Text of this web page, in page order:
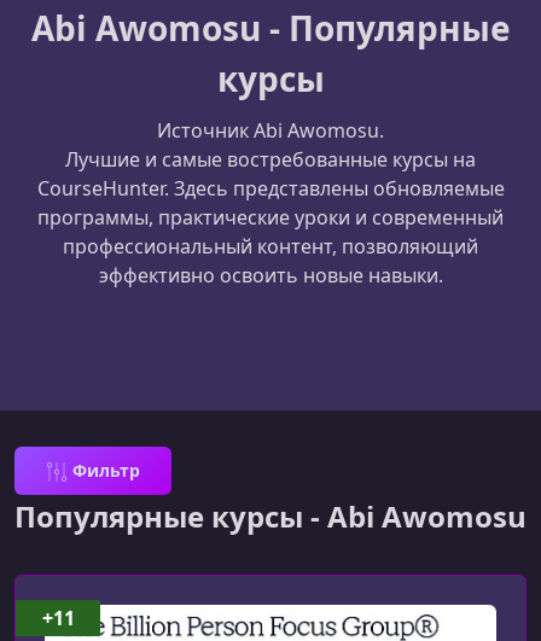
Abi Awomosu - Популярные
курсы
Источник Abi Awomosu.
Лучшие и самые востребованные курсы на
CourseHunter. Здесь представлены обновляемые
программы, практические уроки и современный
профессиональный контент, позволяющий
эффективно освоить новые навыки.
Фильтр
Популярные курсы - Abi Awomosu
+11